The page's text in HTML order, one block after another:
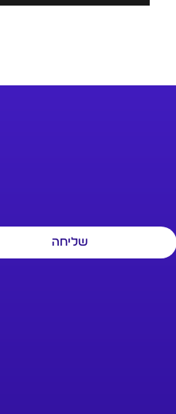
שליחה